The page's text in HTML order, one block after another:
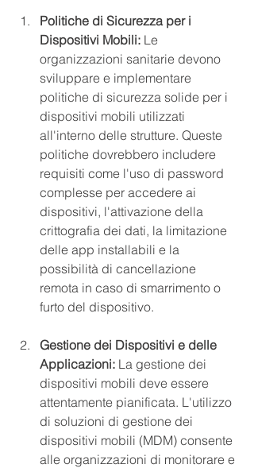
Politiche di Sicurezza per i
Dispositivi Mobili: Le
organizzazioni sanitarie devono
sviluppare e implementare
politiche di sicurezza solide per i
dispositivi mobili utilizzati
all'interno delle strutture. Queste
politiche dovrebbero includere
requisiti come l'uso di password
complesse per accedere ai
dispositivi, l'attivazione della
crittografia dei dati, la limitazione
delle app installabili e la
possibilità di cancellazione
remota in caso di smarrimento o
furto del dispositivo.
Gestione dei Dispositivi e delle
Applicazioni: La gestione dei
dispositivi mobili deve essere
attentamente pianificata. L'utilizzo
di soluzioni di gestione dei
dispositivi mobili (MDM) consente
alle organizzazioni di monitorare e